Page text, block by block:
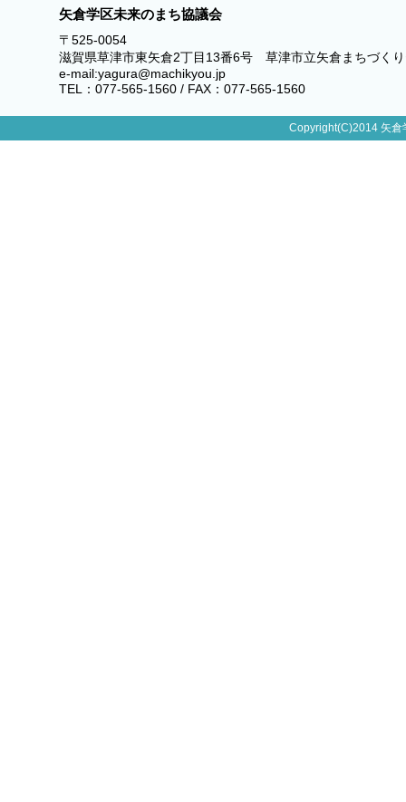
矢倉学区未来のまち協議会
〒525-0054
滋賀県草津市東矢倉2丁目13番6号 草津市立矢倉まちづく
e-mail:yagura@machikyou.jp
TEL：077-565-1560 / FAX：077-565-1560
Copyright(C)2014 矢倉